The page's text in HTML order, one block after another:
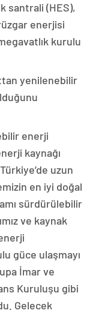
santrali (HES),
enerjisi
kurulu
yenilenebilir
enerji
kaynağı
uzun
en iyi doğal
sürdürülebilir
ve kaynak
güce ulaşmayı
İmar ve
Kuruluşu gibi
Gelecek